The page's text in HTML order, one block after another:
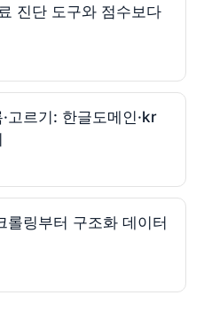
진단 도구와 점수보다
고르기: 한글도메인·kr
롤링부터 구조화 데이터